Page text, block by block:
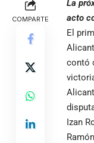
COMPARTE
La
acto
El
contó
Izan